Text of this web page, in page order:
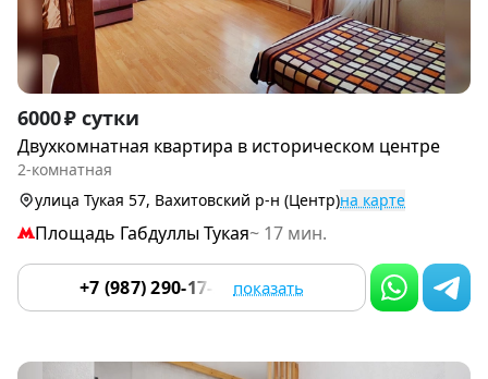
Item
1
of
9
6000 ₽ сутки
Двухкомнатная квартира в историческом центре
2-комнатная
улица Тукая 57, Вахитовский р-н (Центр)на карте
Площадь Габдуллы Тукая~ 17 мин.
+7 (987) 290-17-25 показать